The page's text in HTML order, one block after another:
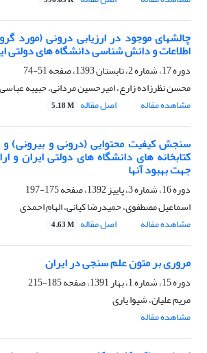
چالشهای موجود در ارزیابی درونی (مورد
اطلاعات و دانش شناسی دانشگاه های دولتی
دوره 17، شماره 2، تابستان 1393، صفحه
51-74
محسن نظرزاده زارع، امیرحسین مردانی، حبیبه
مشاهده مقاله
اصل مقاله 5.18 M
سنجش کیفیت محتوایی (درونی و بیرونی)
کتابخانه های دانشگاه های دولتی ایران و
جهت بهبود آنها
دوره 16، شماره 3، پاییز 1392، صفحه
175-197
اسماعیل مصطفوی، حمیدرضا کیانی، الهام احمدی
مشاهده مقاله
اصل مقاله 4.63 M
مروری بر متون علم سنجی در ایران
دوره 15، شماره 1، بهار 1391، صفحه
185-215
مریم علیان، شیوا یاری
مشاهده مقاله